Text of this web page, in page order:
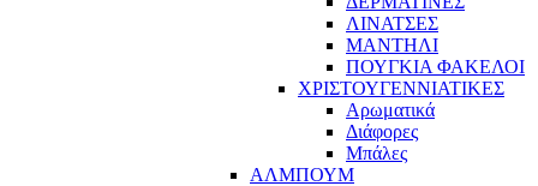
ΛΙΝΑΤΣΕΣ
ΜΑΝΤΗΛΙ
ΠΟΥΓΚΙΑ ΦΑΚΕΛΟΙ
ΧΡΙΣΤΟΥΓΕΝΝΙΑΤΙΚΕΣ
Αρωματικά
Διάφορες
Μπάλες
ΑΛΜΠΟΥΜ